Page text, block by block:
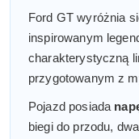
Ford GT wyróżnia
inspirowanym
charakterystyczną
przygotowanym z
Pojazd posiada
biegi do przodu,